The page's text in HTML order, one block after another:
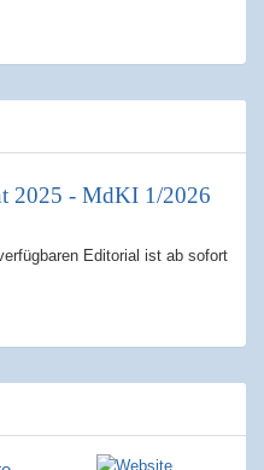
2025 - MdKI 1/2026
Editorial ist ab sofort